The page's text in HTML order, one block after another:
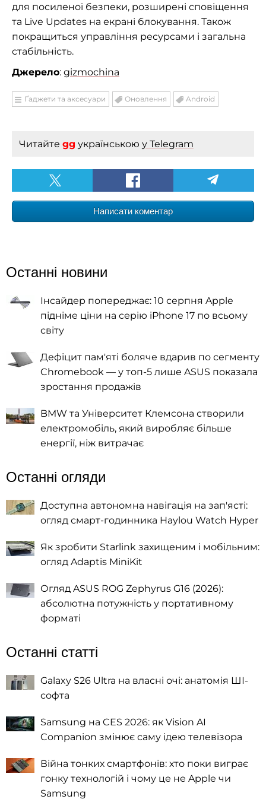
для посиленої безпеки, розширені сповіщення
та Live Updates на екрані блокування. Також
покращиться управління ресурсами і загальна
стабільність.
Джерело: gizmochina
Ґаджети та аксесуари Оновлення Android
Читайте gg українською у Telegram
Написати коментар
Останні новини
Інсайдер попереджає: 10 серпня Apple
підніме ціни на серію iPhone 17 по всьому
світу
Дефіцит пам'яті боляче вдарив по сегменту
Chromebook — у топ-5 лише ASUS показала
зростання продажів
BMW та Університет Клемсона створили
електромобіль, який виробляє більше
енергії, ніж витрачає
Останні огляди
Доступна автономна навігація на зап'ясті:
огляд смарт-годинника Haylou Watch Hyper
Як зробити Starlink захищеним і мобільним:
огляд Adaptis MiniKit
Огляд ASUS ROG Zephyrus G16 (2026):
абсолютна потужність у портативному
форматі
Останні статті
Galaxy S26 Ultra на власні очі: анатомія ШІ-
софта
Samsung на CES 2026: як Vision AI
Companion змінює саму ідею телевізора
Війна тонких смартфонів: хто поки виграє
гонку технологій і чому це не Apple чи
Samsung